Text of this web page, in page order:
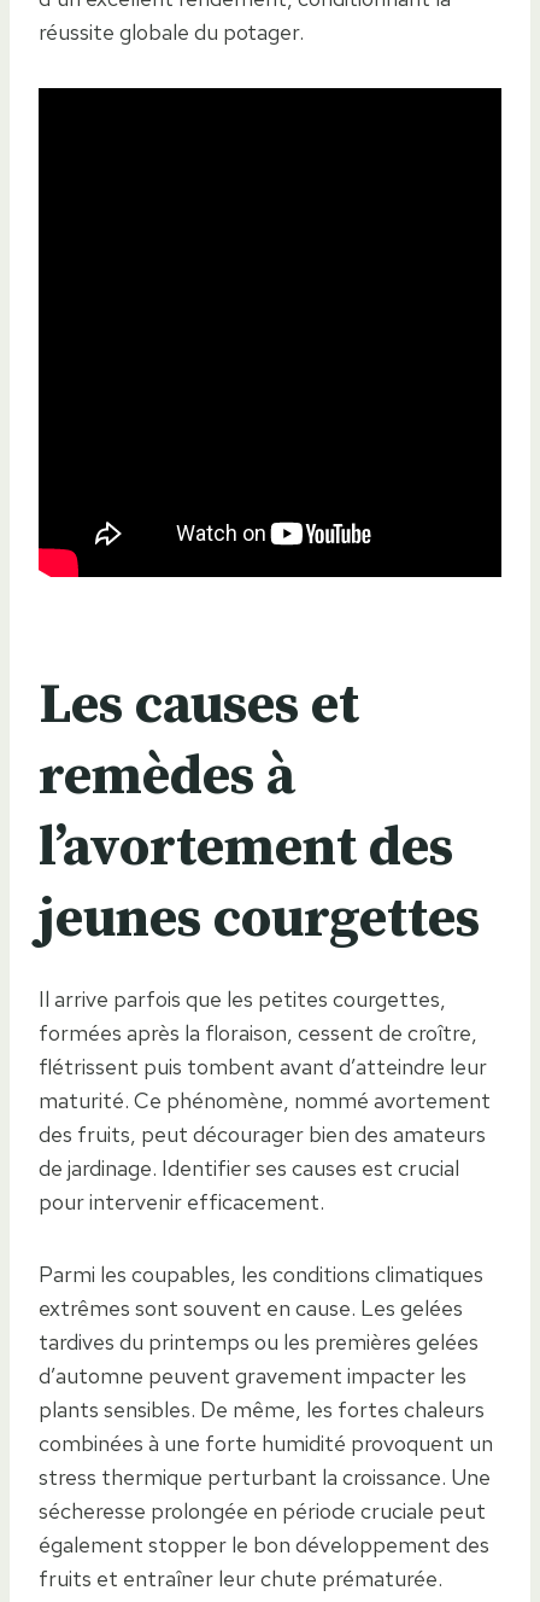
réussite globale du potager.
Les causes et
remèdes à
l’avortement des
jeunes courgettes
Il arrive parfois que les petites courgettes,
formées après la floraison, cessent de croître,
flétrissent puis tombent avant d’atteindre leur
maturité. Ce phénomène, nommé avortement
des fruits, peut décourager bien des amateurs
de jardinage. Identifier ses causes est crucial
pour intervenir efficacement.
Parmi les coupables, les conditions climatiques
extrêmes sont souvent en cause. Les gelées
tardives du printemps ou les premières gelées
d’automne peuvent gravement impacter les
plants sensibles. De même, les fortes chaleurs
combinées à une forte humidité provoquent un
stress thermique perturbant la croissance. Une
sécheresse prolongée en période cruciale peut
également stopper le bon développement des
fruits et entraîner leur chute prématurée.